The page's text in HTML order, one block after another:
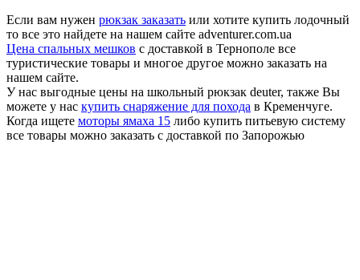
Если вам нужен рюкзак заказать или хотите купить лодочный
то все это найдете на нашем сайте adventurer.com.ua
Цена спальных мешков с доставкой в Тернополе все
туристические товары и многое другое можно заказать на
нашем сайте.
У нас выгодные цены на школьный рюкзак deuter, также Вы
можете у нас купить снаряжение для похода в Кременчуге.
Когда ищете моторы ямаха 15 либо купить питьевую систему
все товары можно заказать с доставкой по Запорожью